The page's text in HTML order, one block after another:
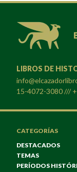
LIBROS DE
15-4072-3080 ///
CATEGORÍAS
DESTACADOS
TEMAS
PERÍODOS